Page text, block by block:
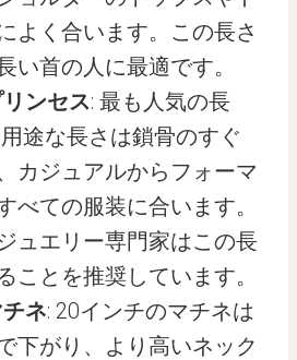
よく合います。この長さ
い首の人に最適です。
ンセス: 最も人気の長
途な長さは鎖骨のすぐ
カジュアルからフォーマ
べての服装に合います。
ュエリー専門家はこの長
ことを推奨しています。
ネ: 20インチのマチネは
下がり、より高いネック